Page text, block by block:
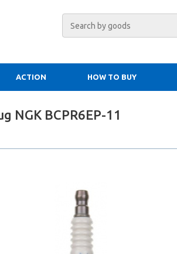
ACTION HOW TO BUY
NGK BCPR6EP-11